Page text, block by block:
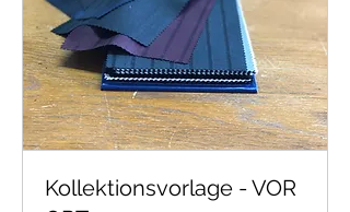
Kollektionsvorlage - VOR